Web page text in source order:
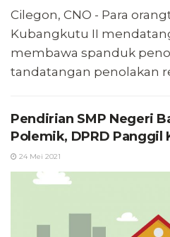
Cilegon, CNO - Para
Kubangkutu II
membawa spanduk
tandatangan penolakan
Pendirian SMP Negeri
Polemik, DPRD Panggil
24 Mei 2021